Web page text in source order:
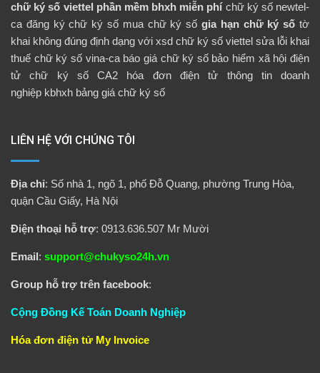
chữ ký số viettel phần mềm bhxh miễn phí chữ ký số newtel-
ca đăng ký chữ ký số mua chữ ký số gia hạn chữ ký số tờ
khai không đúng định dạng với xsd chữ ký số viettel sửa lỗi khai
thuế chữ ký số vina-ca báo giá chữ ký số bảo hiểm xã hội điện
tử
chữ ký số CA2 hóa đơn điện tử
thông tin doanh
nghiệp kbhxh bảng giá chữ ký số
LIÊN HỆ VỚI CHÚNG TÔI
Địa chỉ: Số nhà 1, ngõ 1, phố Đỗ Quang, phường Trung Hòa,
quận Cầu Giấy, Hà Nội
Điện thoại hỗ trợ: 0913.636.507 Mr Mười
Email: support@chukyso24h.vn
Group hỗ trợ trên facebook:
Cộng Đồng Kế Toán Doanh Nghiệp
Hóa đơn điện tử My Invoice